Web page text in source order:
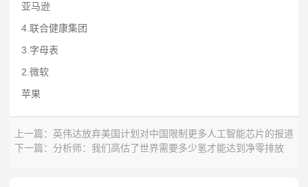
亚马逊
4.联合健康集团
3.字母表
2.微软
苹果
上一篇： 英伟达放弃美国计划对中国限制更多人工智能芯片的报道
下一篇： 分析师：我们高估了世界需要多少氢才能达到净零排放